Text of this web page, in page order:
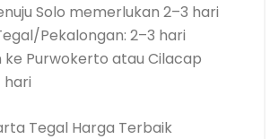
Solo memerlukan 2–3 hari
Pekalongan: 2–3 hari
ke Purwokerto atau Cilacap
hari
Tegal Harga Terbaik